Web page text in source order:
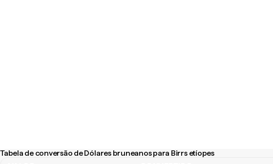
Tabela de conversão de Dólares bruneanos para Birrs etíopes